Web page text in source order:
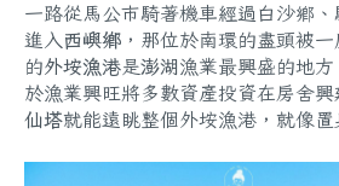
一路從馬公市騎著機車經過白沙鄉
進入西嶼鄉 ，那位於南環的盡頭被
的外垵漁港是澎湖漁業最興盛的地
於漁業興旺將多數資產投資在房舍
仙塔就能遠眺整個外垵漁港，就像置